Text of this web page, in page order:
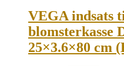
VEGA indsats
blomsterkasse
25×3.6×80 cm